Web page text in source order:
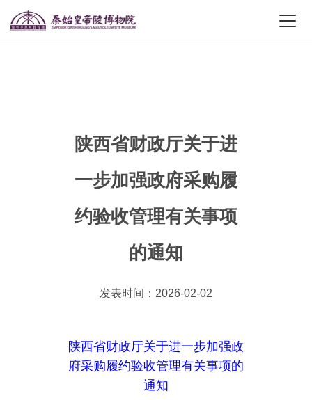
陕西省财政厅关于进
一步加强政府采购履
约验收管理有关事项
的通知
发表时间：2026-02-02
陕西省财政厅关于进一步加强政
府采购履约验收管理有关事项的
通知